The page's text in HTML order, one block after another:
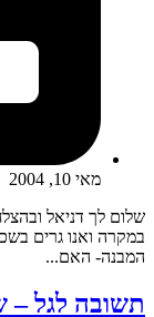
מאי 10, 2004
שלום לך דניאל
במקרה ואנו גרים
המבנה- האם...
תשובה לגל –